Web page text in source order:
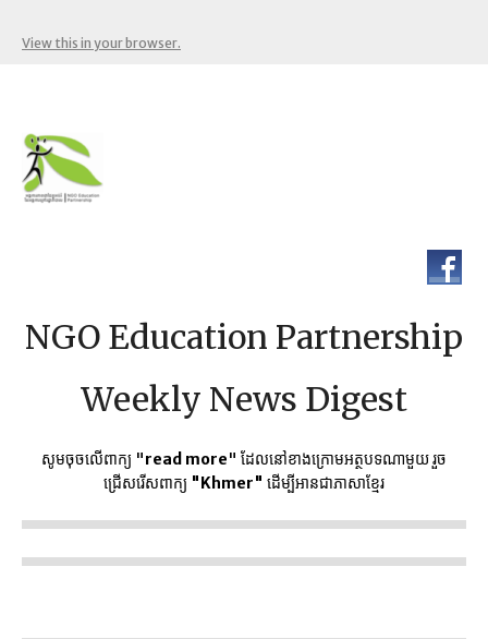
View this in your browser.
NGO Education Partnership
Weekly News Digest
សូមចុចលើពាក្យ "read more" ដែលនៅខាងក្រោមអត្ថបទណាមួយ​ រួច
ជ្រើសរើសពាក្យ "Khmer" ដើម្បីអានជាភាសាខ្មែរ